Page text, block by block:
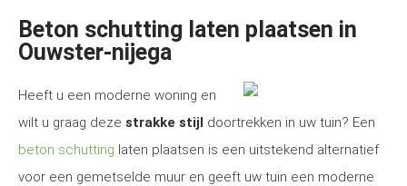
Beton schutting laten plaatsen in
Ouwster-nijega
Heeft u een moderne woning en
wilt u graag deze strakke stijl doortrekken in uw tuin? Een
beton schutting laten plaatsen is een uitstekend alternatief
voor een gemetselde muur en geeft uw tuin een moderne